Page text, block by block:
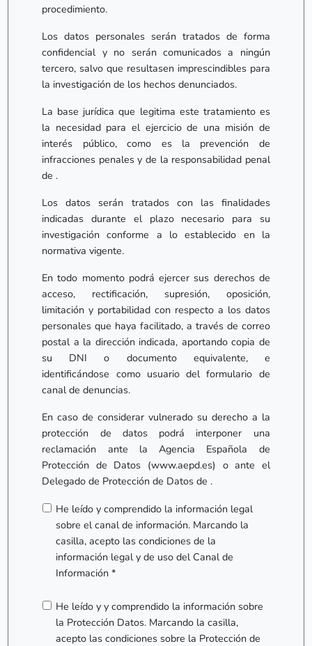
procedimiento.
Los datos personales serán tratados de forma
confidencial y no serán comunicados a ningún
tercero, salvo que resultasen imprescindibles para
la investigación de los hechos denunciados.
La base jurídica que legitima este tratamiento es
la necesidad para el ejercicio de una misión de
interés público, como es la prevención de
infracciones penales y de la responsabilidad penal
de .
Los datos serán tratados con las finalidades
indicadas durante el plazo necesario para su
investigación conforme a lo establecido en la
normativa vigente.
En todo momento podrá ejercer sus derechos de
acceso, rectificación, supresión, oposición,
limitación y portabilidad con respecto a los datos
personales que haya facilitado, a través de correo
postal a la dirección indicada, aportando copia de
su DNI o documento equivalente, e
identificándose como usuario del formulario de
canal de denuncias.
En caso de considerar vulnerado su derecho a la
protección de datos podrá interponer una
reclamación ante la Agencia Española de
Protección de Datos (www.aepd.es) o ante el
Delegado de Protección de Datos de .
He leído y comprendido la información legal
sobre el canal de información. Marcando la
casilla, acepto las condiciones de la
información legal y de uso del Canal de
Información *
He leído y y comprendido la información sobre
la Protección Datos. Marcando la casilla,
acepto las condiciones sobre la Protección de